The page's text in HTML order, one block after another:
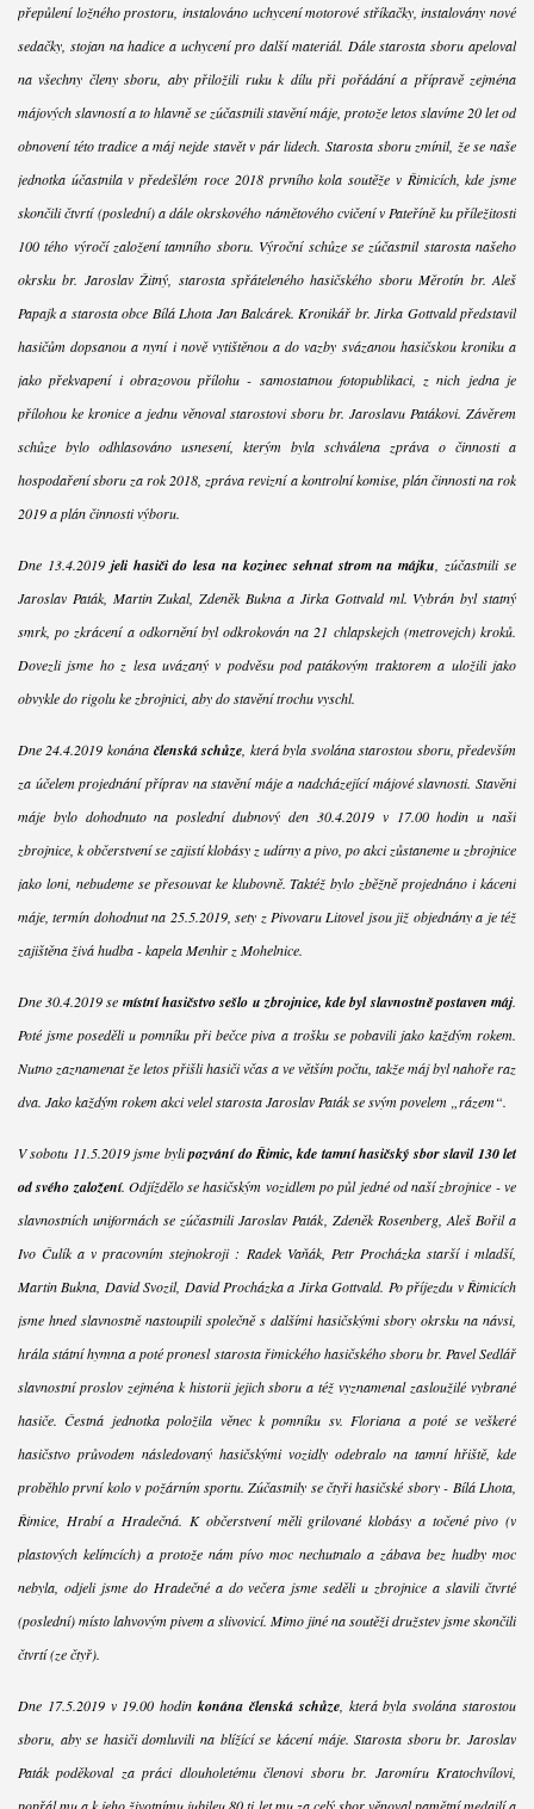
přepůlení ložného prostoru, instalováno uchycení motorové stříkačky, instalovány nové
sedačky, stojan na hadice a uchycení pro další materiál. Dále starosta sboru apeloval
na všechny členy sboru, aby přiložili ruku k dílu při pořádání a přípravě zejména
májových slavností a to hlavně se zúčastnili stavění máje, protože letos slavíme 20 let od
obnovení této tradice a máj nejde stavět v pár lidech. Starosta sboru zmínil, že se naše
jednotka účastnila v předešlém roce 2018 prvního kola soutěže v Řimicích, kde jsme
skončili čtvrtí (poslední) a dále okrskového námětového cvičení v Pateříně ku příležitosti
100 tého výročí založení tamního sboru. Výroční schůze se zúčastnil starosta našeho
okrsku br. Jaroslav Žitný, starosta spřáteleného hasičského sboru Měrotín br. Aleš
Papajk a starosta obce Bílá Lhota Jan Balcárek. Kronikář br. Jirka Gottvald představil
hasičům dopsanou a nyní i nově vytištěnou a do vazby svázanou hasičskou kroniku a
jako překvapení i obrazovou přílohu - samostatnou fotopublikaci, z nich jedna je
přílohou ke kronice a jednu věnoval starostovi sboru br. Jaroslavu Patákovi. Závěrem
schůze bylo odhlasováno usnesení, kterým byla schválena zpráva o činnosti a
hospodaření sboru za rok 2018, zpráva revizní a kontrolní komise, plán činnosti na rok
2019 a plán činnosti výboru.
Dne 13.4.2019 jeli hasiči do lesa na kozinec sehnat strom na májku , zúčastnili se
Jaroslav Paták, Martin Zukal, Zdeněk Bukna a Jirka Gottvald ml. Vybrán byl statný
smrk, po zkrácení a odkornění byl odkrokován na 21 chlapskejch (metrovejch) kroků.
Dovezli jsme ho z lesa uvázaný v podvěsu pod patákovým traktorem a uložili jako
obvykle do rigolu ke zbrojnici, aby do stavění trochu vyschl.
Dne 24.4.2019 konána členská schůze , která byla svolána starostou sboru, především
za účelem projednání příprav na stavění máje a nadcházející májové slavnosti. Stavění
máje bylo dohodnuto na poslední dubnový den 30.4.2019 v 17.00 hodin u naší
zbrojnice, k občerstvení se zajistí klobásy z udírny a pivo, po akci zůstaneme u zbrojnice
jako loni, nebudeme se přesouvat ke klubovně. Taktéž bylo zběžně projednáno i kácení
máje, termín dohodnut na 25.5.2019, sety z Pivovaru Litovel jsou již objednány a je též
zajištěna živá hudba - kapela Menhir z Mohelnice.
Dne 30.4.2019 se místní hasičstvo sešlo u zbrojnice, kde byl slavnostně postaven máj.
Poté jsme poseděli u pomníku při bečce piva a trošku se pobavili jako každým rokem.
Nutno zaznamenat že letos přišli hasiči včas a ve větším počtu, takže máj byl nahoře raz
dva. Jako každým rokem akci velel starosta Jaroslav Paták se svým povelem „rázem“.
V sobotu 11.5.2019 jsme bylipozvání do Řimic, kde tamní hasičský sbor slavil 130 let
od svého založení. Odjíždělo se hasičským vozidlem po půl jedné od naší zbrojnice - ve
slavnostních uniformách se zúčastnili Jaroslav Paták, Zdeněk Rosenberg, Aleš Bořil a
Ivo Čulík a v pracovním stejnokroji : Radek Vaňák, Petr Procházka starší i mladší,
Martin Bukna, David Svozil, David Procházka a Jirka Gottvald. Po příjezdu v Řimicích
jsme hned slavnostně nastoupili společně s dalšími hasičskými sbory okrsku na návsi,
hrála státní hymna a poté pronesl starosta řimického hasičského sboru br. Pavel Sedlář
slavnostní proslov zejména k historii jejich sboru a též vyznamenal zasloužilé vybrané
hasiče. Čestná jednotka položila věnec k pomníku sv. Floriana a poté se veškeré
hasičstvo průvodem následovaný hasičskými vozidly odebralo na tamní hřiště, kde
proběhlo první kolo v požárním sportu. Zúčastnily se čtyři hasičské sbory - Bílá Lhota,
Řimice, Hrabí a Hradečná. K občerstvení měli grilované klobásy a točené pivo (v
plastových kelímcích) a protože nám pívo moc nechutnalo a zábava bez hudby moc
nebyla, odjeli jsme do Hradečné a do večera jsme seděli u zbrojnice a slavili čtvrté
(poslední) místo lahvovým pivem a slivovicí. Mimo jiné na soutěži družstev jsme skončili
čtvrtí (ze čtyř).
Dne 17.5.2019 v 19.00 hodinkonána členská schůze, která byla svolána starostou
sboru, aby se hasiči domluvili na blížící se kácení máje. Starosta sboru br. Jaroslav
Paták poděkoval za práci dlouholetému členovi sboru br. Jaromíru Kratochvílovi,